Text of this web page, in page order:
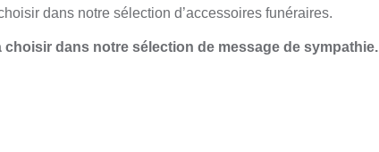
dans notre sélection d’accessoires funéraires.
choisir dans notre sélection de message de sympathie.